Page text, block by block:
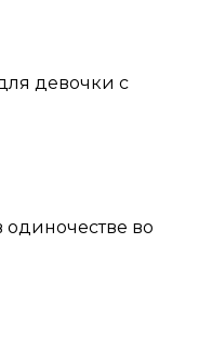
и ведет
социальных
тренером
девочки с
одиночестве во